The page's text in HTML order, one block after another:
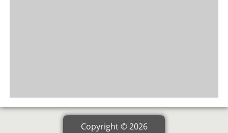
Copyright © 2026